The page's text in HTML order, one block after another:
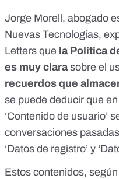
Jorge Morell, abogado
Nuevas Tecnologías,
Letters que la Política
es muy clarasobre el
recuerdos que
se puede deducir que
‘Contenido de usuario’
conversaciones
‘Datos de registro’ y
Estos contenidos,